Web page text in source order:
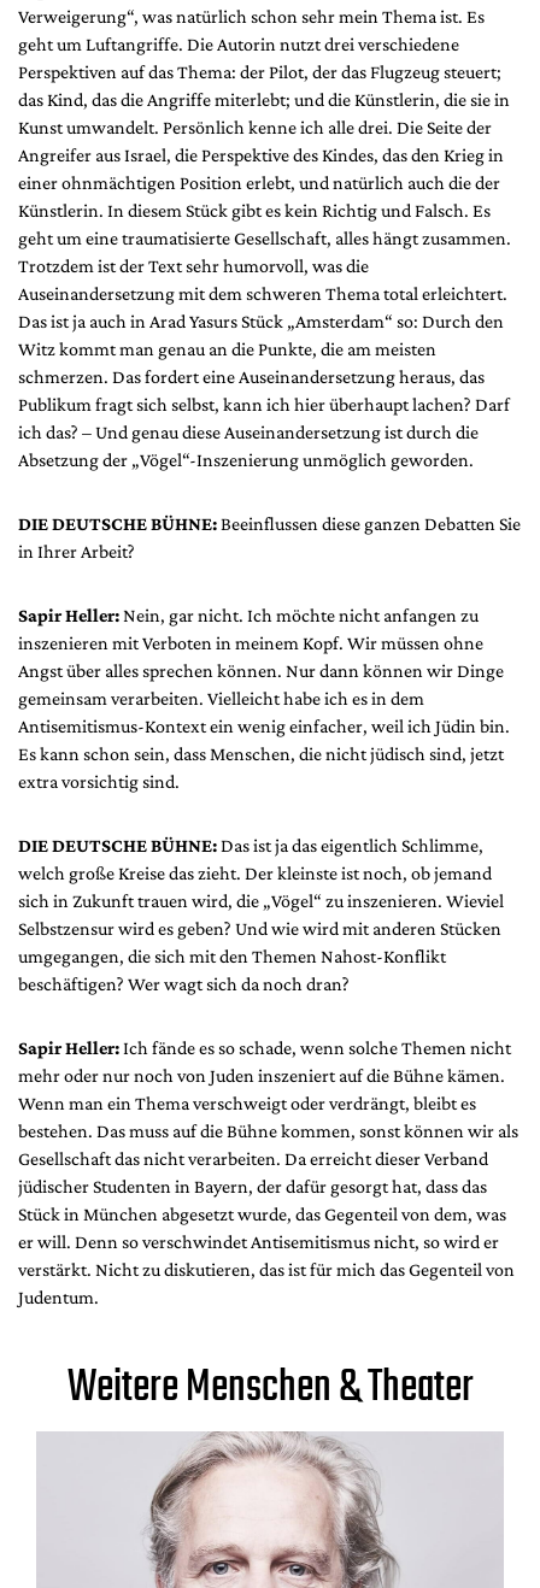
Verweigerung“, was natürlich schon sehr mein Thema ist. Es
geht um Luftangriffe. Die Autorin nutzt drei verschiedene
Perspektiven auf das Thema: der Pilot, der das Flugzeug steuert;
das Kind, das die Angriffe miterlebt; und die Künstlerin, die sie in
Kunst umwandelt. Persönlich kenne ich alle drei. Die Seite der
Angreifer aus Israel, die Perspektive des Kindes, das den Krieg in
einer ohnmächtigen Position erlebt, und natürlich auch die der
Künstlerin. In diesem Stück gibt es kein Richtig und Falsch. Es
geht um eine traumatisierte Gesellschaft, alles hängt zusammen.
Trotzdem ist der Text sehr humorvoll, was die
Auseinandersetzung mit dem schweren Thema total erleichtert.
Das ist ja auch in Arad Yasurs Stück „Amsterdam“ so: Durch den
Witz kommt man genau an die Punkte, die am meisten
schmerzen. Das fordert eine Auseinandersetzung heraus, das
Publikum fragt sich selbst, kann ich hier überhaupt lachen? Darf
ich das? – Und genau diese Auseinandersetzung ist durch die
Absetzung der „Vögel“-Inszenierung unmöglich geworden.
DIE DEUTSCHE BÜHNE:Beeinflussen diese ganzen Debatten Sie
in Ihrer Arbeit?
Sapir Heller:Nein, gar nicht. Ich möchte nicht anfangen zu
inszenieren mit Verboten in meinem Kopf. Wir müssen ohne
Angst über alles sprechen können. Nur dann können wir Dinge
gemeinsam verarbeiten. Vielleicht habe ich es in dem
Antisemitismus-Kontext ein wenig einfacher, weil ich Jüdin bin.
Es kann schon sein, dass Menschen, die nicht jüdisch sind, jetzt
extra vorsichtig sind.
DIE DEUTSCHE BÜHNE:Das ist ja das eigentlich Schlimme,
welch große Kreise das zieht. Der kleinste ist noch, ob jemand
sich in Zukunft trauen wird, die „Vögel“ zu inszenieren. Wieviel
Selbstzensur wird es geben? Und wie wird mit anderen Stücken
umgegangen, die sich mit den Themen Nahost-Konflikt
beschäftigen? Wer wagt sich da noch dran?
Sapir Heller:Ich fände es so schade, wenn solche Themen nicht
mehr oder nur noch von Juden inszeniert auf die Bühne kämen.
Wenn man ein Thema verschweigt oder verdrängt, bleibt es
bestehen. Das muss auf die Bühne kommen, sonst können wir als
Gesellschaft das nicht verarbeiten. Da erreicht dieser Verband
jüdischer Studenten in Bayern, der dafür gesorgt hat, dass das
Stück in München abgesetzt wurde, das Gegenteil von dem, was
er will. Denn so verschwindet Antisemitismus nicht, so wird er
verstärkt. Nicht zu diskutieren, das ist für mich das Gegenteil von
Judentum.
Weitere Menschen & Theater